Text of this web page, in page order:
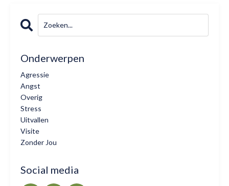
Onderwerpen
Agressie
Angst
Overig
Stress
Uitvallen
Visite
Zonder Jou
Social media